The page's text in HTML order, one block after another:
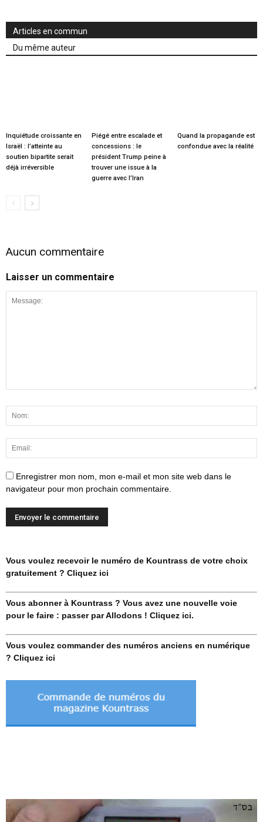
Articles en commun
Du même auteur
Inquiétude croissante en
Israël : l’atteinte au
soutien bipartite serait
déjà irréversible
Piégé entre escalade et
concessions : le
président Trump peine à
trouver une issue à la
guerre avec l’Iran
Quand la propagande est
confondue avec la réalité
Aucun commentaire
Laisser un commentaire
Enregistrer mon nom, mon e-mail et mon site web dans le
navigateur pour mon prochain commentaire.
Vous voulez recevoir le numéro de Kountrass de votre choix
gratuitement ? Cliquez ici
Vous abonner à Kountrass ? Vous avez une nouvelle voie
pour le faire : passer par Allodons ! Cliquez ici.
Vous voulez commander des numéros anciens en numérique
? Cliquez ici